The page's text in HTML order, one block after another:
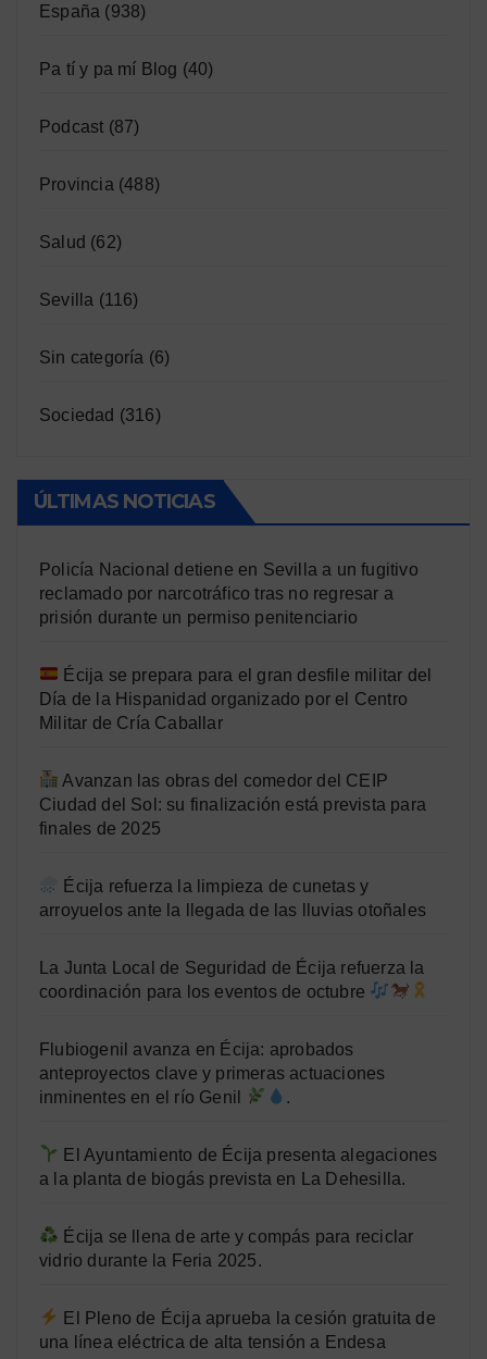
España (938)
Pa tí y pa mí Blog (40)
Podcast (87)
Provincia (488)
Salud (62)
Sevilla (116)
Sin categoría (6)
Sociedad (316)
ÚLTIMAS NOTICIAS
Policía Nacional detiene en Sevilla a un fugitivo
reclamado por narcotráfico tras no regresar a
prisión durante un permiso penitenciario
Écija se prepara para el gran desfile militar del
Día de la Hispanidad organizado por el Centro
Militar de Cría Caballar
Avanzan las obras del comedor del CEIP
Ciudad del Sol: su finalización está prevista para
finales de 2025
Écija refuerza la limpieza de cunetas y
arroyuelos ante la llegada de las lluvias otoñales
La Junta Local de Seguridad de Écija refuerza la
coordinación para los eventos de octubre
Flubiogenil avanza en Écija: aprobados
anteproyectos clave y primeras actuaciones
inminentes en el río Genil
.
El Ayuntamiento de Écija presenta alegaciones
a la planta de biogás prevista en La Dehesilla.
Écija se llena de arte y compás para reciclar
vidrio durante la Feria 2025.
El Pleno de Écija aprueba la cesión gratuita de
una línea eléctrica de alta tensión a Endesa